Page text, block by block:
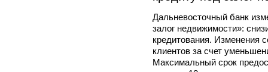
Дальневосточный банк
залог недвижимости»:
кредитования. Изменения
клиентов за счет
Максимальный срок